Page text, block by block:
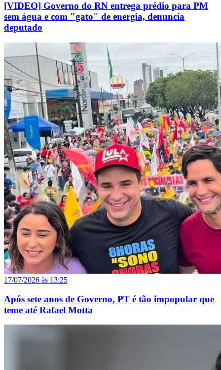
[VIDEO] Governo do RN entrega prédio para PM
sem água e com "gato" de energia, denuncia
deputado
17/07/2026 às 13:25
Após sete anos de Governo, PT é tão impopular que
teme até Rafael Motta